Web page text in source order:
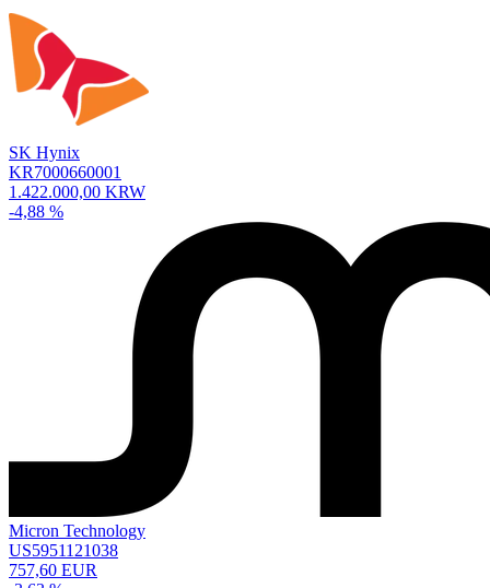
SK Hynix
KR7000660001
1.422.000,00 KRW
-4,88 %
Micron Technology
US5951121038
757,60 EUR